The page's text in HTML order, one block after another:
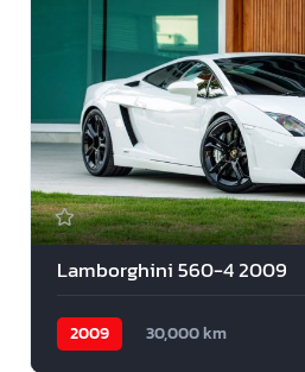
Lamborghini 560-4 2009
2009 30,000 km